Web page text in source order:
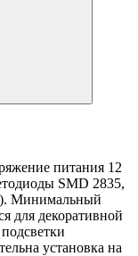
питания 12
SMD 2835,
Минимальный
для декоративной
установка на